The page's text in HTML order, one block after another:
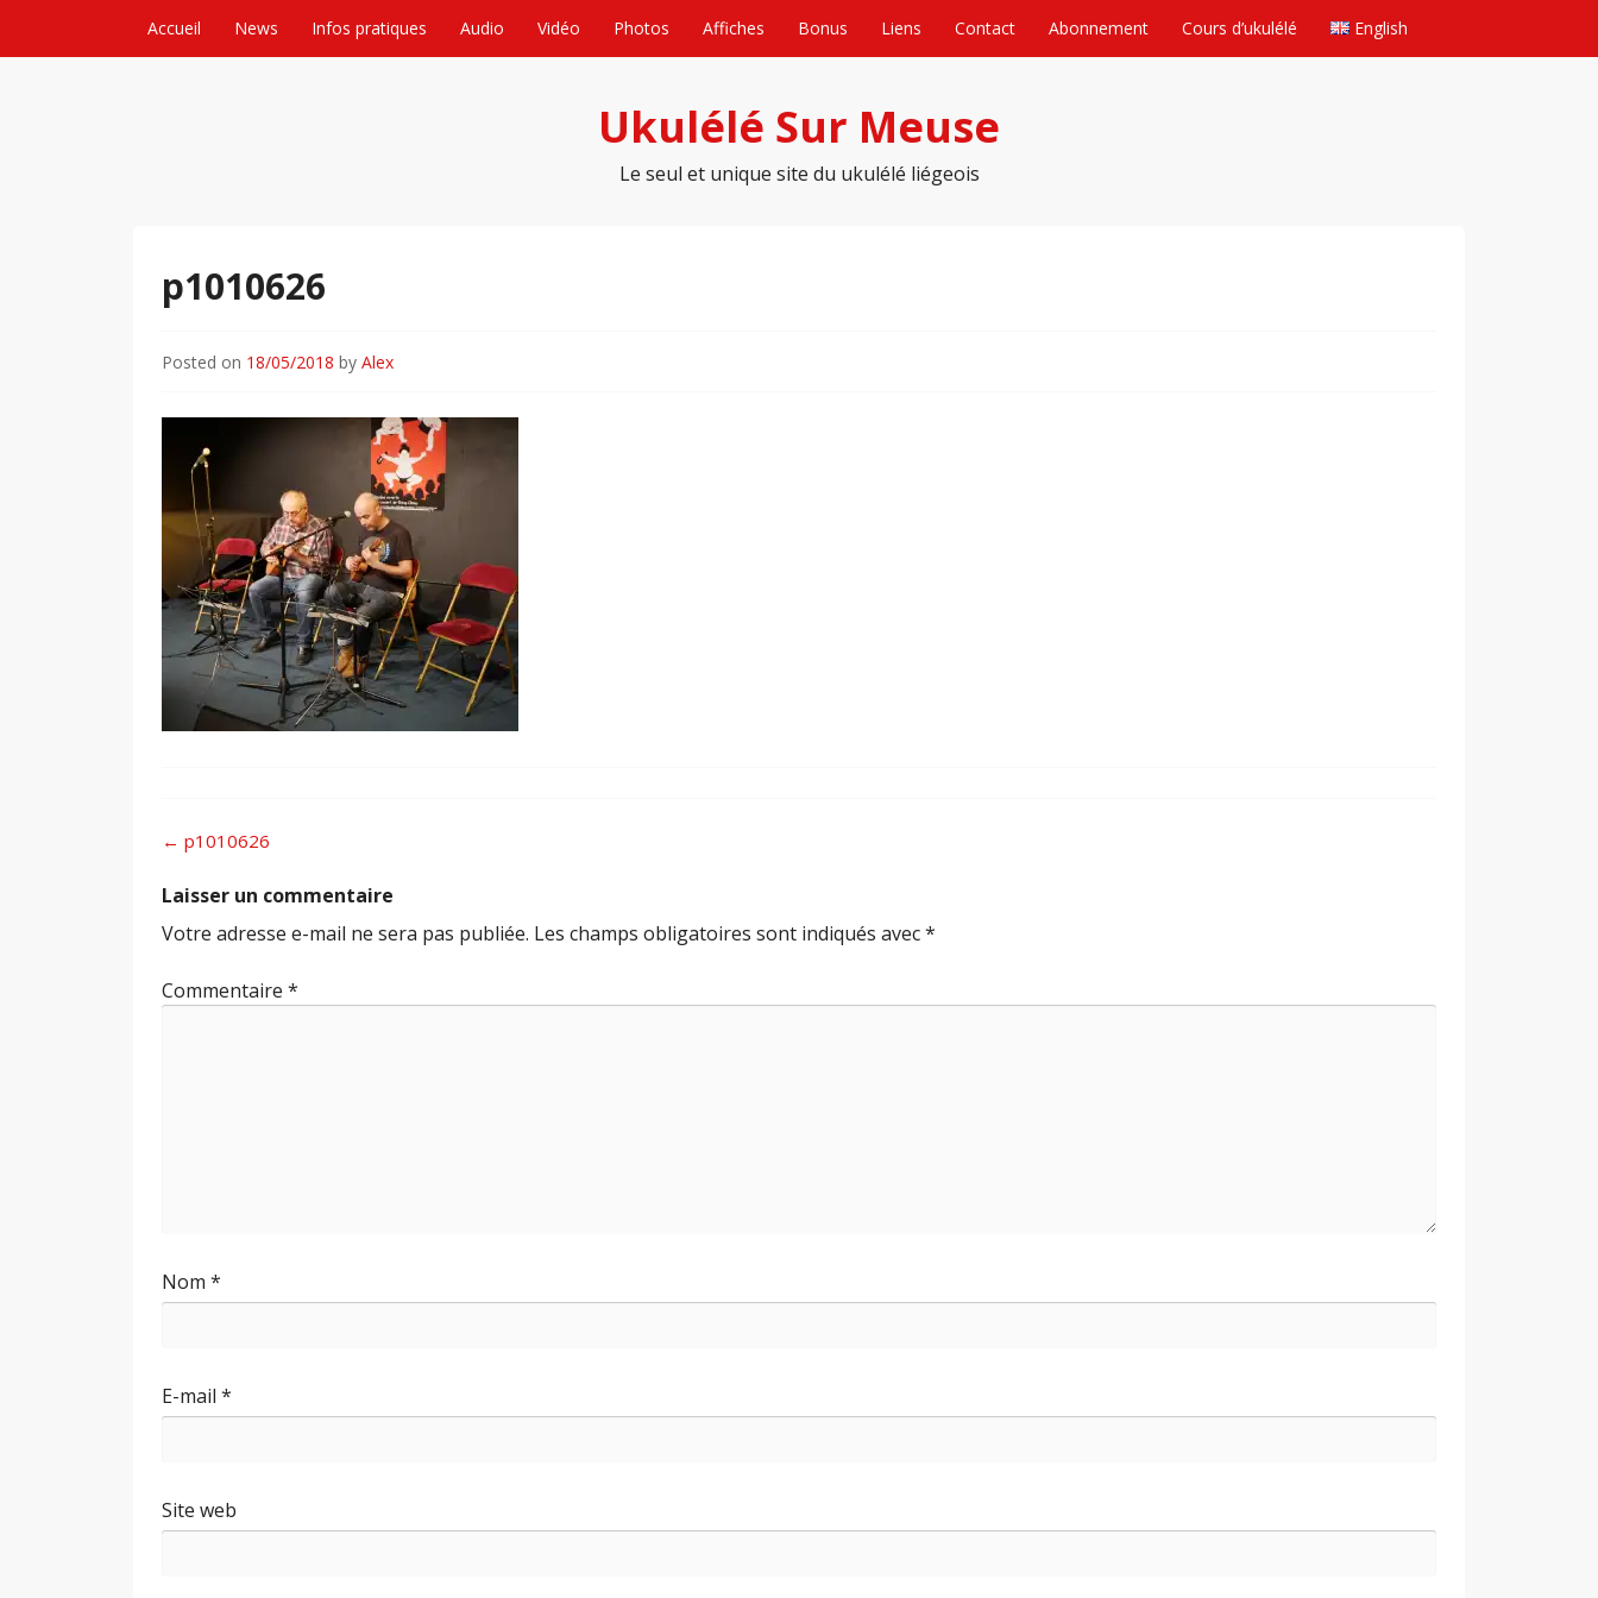
Accueil News Infos pratiques Audio Vidéo Photos Affiches Bonus Liens Contact Abonnement Cours d’ukulélé English
Ukulélé Sur Meuse
Le seul et unique site du ukulélé liégeois
p1010626
Posted on 18/05/2018 by Alex
Post
← p1010626
Laisser un commentaire
Votre adresse e-mail ne sera pas publiée. Les champs obligatoires sont indiqués avec*
Commentaire *
Nom *
E-mail *
Site web